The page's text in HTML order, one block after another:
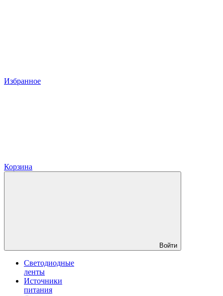
Избранное
Корзина
Войти
Светодиодные
ленты
Источники
питания